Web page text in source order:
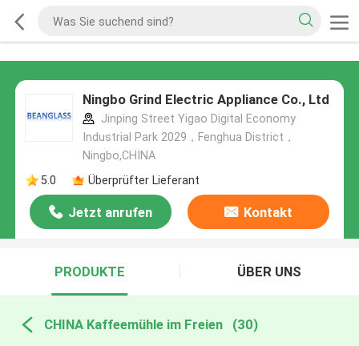
Ningbo Grind Electric Appliance Co., Ltd
Jinping Street Yigao Digital Economy
Industrial Park 2029，Fenghua District，
Ningbo,CHINA
5.0
Überprüfter Lieferant
Jetzt anrufen Kontakt
PRODUKTE ÜBER UNS
CHINA Kaffeemühle im Freien (30)